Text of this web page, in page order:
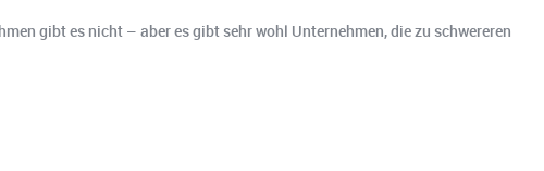
gibt es nicht – aber es gibt sehr wohl Unternehmen, die zu schwereren